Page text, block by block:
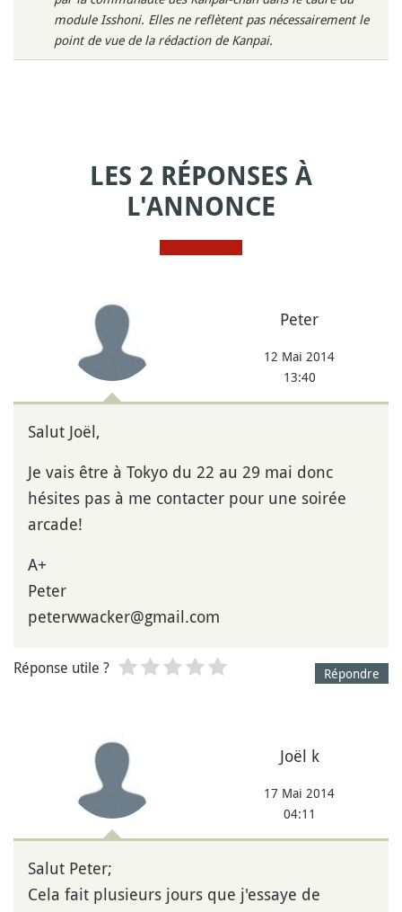
module Isshoni. Elles ne reflètent pas nécessairement le
point de vue de la rédaction de Kanpai.
LES 2 RÉPONSES À
L'ANNONCE
Peter
12 Mai 2014
13:40
Salut Joël,
Je vais être à Tokyo du 22 au 29 mai donc
hésites pas à me contacter pour une soirée
arcade!
A+
Peter
peterwwacker@gmail.com
Répondre
Réponse utile ?
Joël k
17 Mai 2014
04:11
Salut Peter;
Cela fait plusieurs jours que j'essaye de